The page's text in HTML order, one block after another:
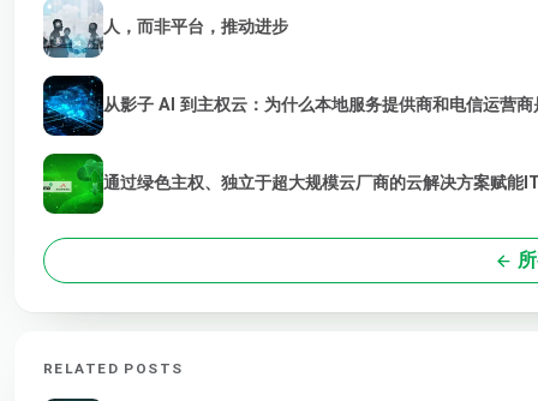
人，而非平台，推动进步
从影子 AI 到主权云：为什么本地服务提供商和电信运营
通过绿色主权、独立于超大规模云厂商的云解决方案赋能
RELATED POSTS